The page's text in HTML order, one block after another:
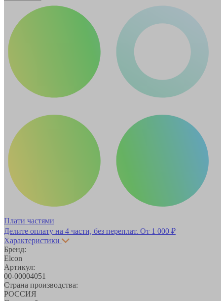
Плати частями
Делите оплату на 4 части, без переплат. От 1 000 ₽
Характеристики
Бренд:
Elcon
Артикул:
00-00004051
Страна производства:
РОССИЯ